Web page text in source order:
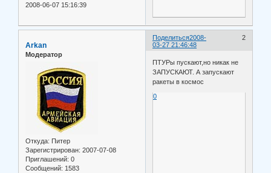
2008-06-07 15:16:39
Поделиться 2
2008-
03-27 21:46:48
Arkan
Модератор
Откуда: Питер
Зарегистрирован: 2007-07-08
Приглашений: 0
Сообщений: 1583
ПТУРы пускают,но никак не
ЗАПУСКАЮТ. А запускают
ракеты в космос
0